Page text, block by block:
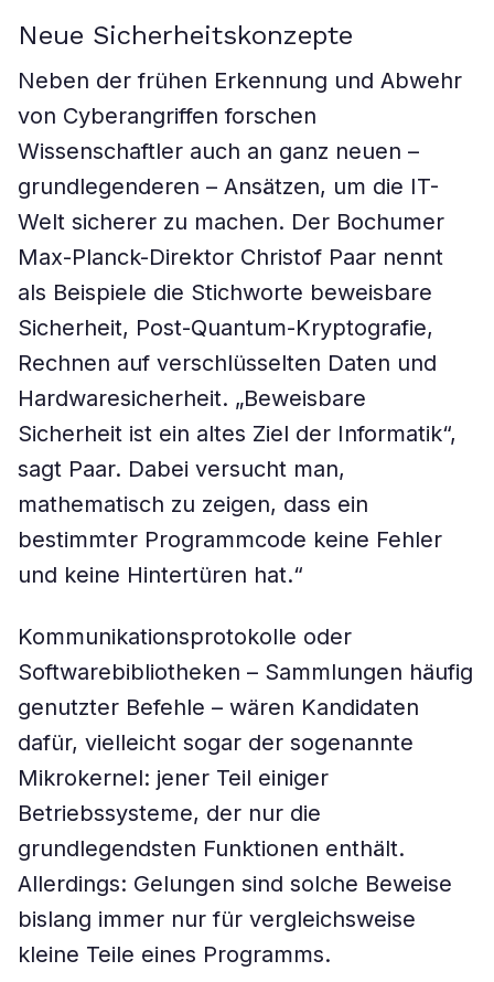
Neue Sicherheitskonzepte
Neben der frühen Erkennung und Abwehr
von Cyberangriffen forschen
Wissenschaftler auch an ganz neuen –
grundlegenderen – Ansätzen, um die IT-
Welt sicherer zu machen. Der Bochumer
Max-Planck-Direktor Christof Paar nennt
als Beispiele die Stichworte beweisbare
Sicherheit, Post-Quantum-Kryptografie,
Rechnen auf verschlüsselten Daten und
Hardwaresicherheit. „Beweisbare
Sicherheit ist ein altes Ziel der Informatik“,
sagt Paar. Dabei versucht man,
mathematisch zu zeigen, dass ein
bestimmter Programmcode keine Fehler
und keine Hintertüren hat.“
Kommunikationsprotokolle oder
Softwarebibliotheken – Sammlungen häufig
genutzter Befehle – wären Kandidaten
dafür, vielleicht sogar der sogenannte
Mikrokernel: jener Teil einiger
Betriebssysteme, der nur die
grundlegendsten Funktionen enthält.
Allerdings: Gelungen sind solche Beweise
bislang immer nur für vergleichsweise
kleine Teile eines Programms.